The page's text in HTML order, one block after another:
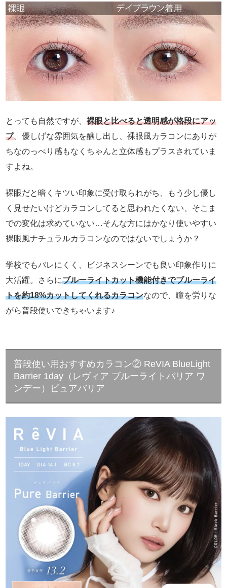
とっても自然ですが、 裸眼と比べると透明感が格段にアッ
プ。優しげな雰囲気を醸し出し、裸眼風カラコンにありが
ちなのっぺり感もなくちゃんと立体感もプラスされていま
すよね。
裸眼だと暗くキツい印象に受け取られがち、もう少し優し
く見せたいけどカラコンしてると思われたくない、そこま
での変化は求めていない…そんな方にはかなり使いやすい
裸眼風ナチュラルカラコンなのではないでしょうか？
学校でもバレにくく、ビジネスシーンでも良い印象作りに
大活躍。さらにブルーライトカット機能付きでブルーライ
トを約18%カットしてくれるカラコンなので、瞳を労りな
がら普段使いできちゃいます♪
普段使い用おすすめカラコン② ReVIA BlueLight
Barrier 1day（レヴィア ブルーライトバリア ワ
ンデー）ピュアバリア